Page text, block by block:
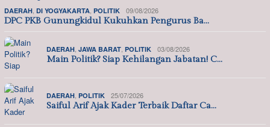
DAERAH DI YOGYAKARTA POLITIK 09/08/2026
DPC PKB Gunungkidul Kukuhkan Pengurus Ba…
DAERAH JAWA BARAT POLITIK 03/08/2026
Main Politik? Siap Kehilangan Jabatan! C…
DAERAH POLITIK 25/07/2026
Saiful Arif Ajak Kader Terbaik Daftar Ca…